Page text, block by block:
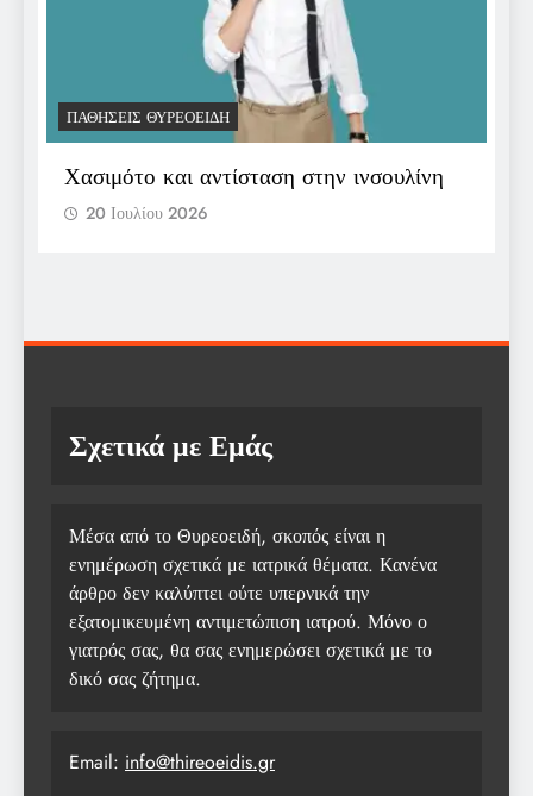
ΠΑΘΉΣΕΙΣ ΘΥΡΕΟΕΙΔΉ
Χασιμότο και αντίσταση στην ινσουλίνη
20 Ιουλίου 2026
Σχετικά με Εμάς
Μέσα από το Θυρεοειδή, σκοπός είναι η
ενημέρωση σχετικά με ιατρικά θέματα. Κανένα
άρθρο δεν καλύπτει ούτε υπερνικά την
εξατομικευμένη αντιμετώπιση ιατρού. Μόνο ο
γιατρός σας, θα σας ενημερώσει σχετικά με το
δικό σας ζήτημα.
Email: info@thireoeidis.gr